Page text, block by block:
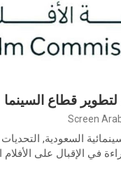
قطاع السينما
Screen
السعودية,
في الإقبال على الأفلام